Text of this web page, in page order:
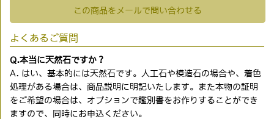
この商品をメールで問い合わせる
よくあるご質問
Q.本当に天然石ですか？
A. はい、基本的には天然石です。人工石や模造石の場合や、着色
処理がある場合は、商品説明に明記いたします。また本物の証明
をご希望の場合は、オプションで鑑別書をお作りすることができ
ますので、同時にお申込ください。